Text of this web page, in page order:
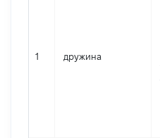
1 дружина